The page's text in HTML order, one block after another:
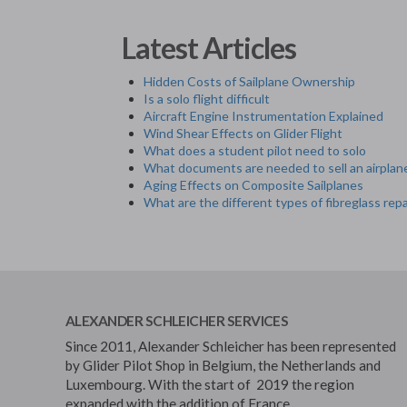
Latest Articles
Hidden Costs of Sailplane Ownership
Is a solo flight difficult
Aircraft Engine Instrumentation Explained
Wind Shear Effects on Glider Flight
What does a student pilot need to solo
What documents are needed to sell an
Aging Effects on Composite Sailplanes
What are the different types of fibreglass
ALEXANDER SCHLEICHER SERVICES
Since 2011, Alexander Schleicher has been represented
by Glider Pilot Shop in Belgium, the Netherlands and
Luxembourg. With the start of 2019 the region
expanded with the addition of France.